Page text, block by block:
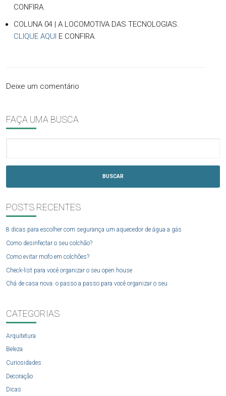
CONFIRA.
COLUNA 04 | A LOCOMOTIVA DAS TECNOLOGIAS.
CLIQUE AQUI E CONFIRA.
Deixe um comentário
FAÇA UMA BUSCA
BUSCAR
POSTS RECENTES
8 dicas para escolher com segurança um aquecedor de água a gás
Como desinfectar o seu colchão?
Como evitar mofo em colchões?
Check-list para você organizar o seu open house
Chá de casa nova: o passo a passo para você organizar o seu
CATEGORIAS
Arquitetura
Beleza
Curiosidades
Decoração
Dicas